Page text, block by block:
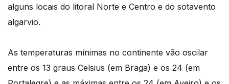
alguns locais do litoral Norte e Centro e do sotavento
algarvio.
As temperaturas mínimas no continente vão oscilar
entre os 13 graus Celsius (em Braga) e os 24 (em